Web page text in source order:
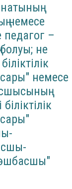
немесе
педагог –
болуы; не
немесе